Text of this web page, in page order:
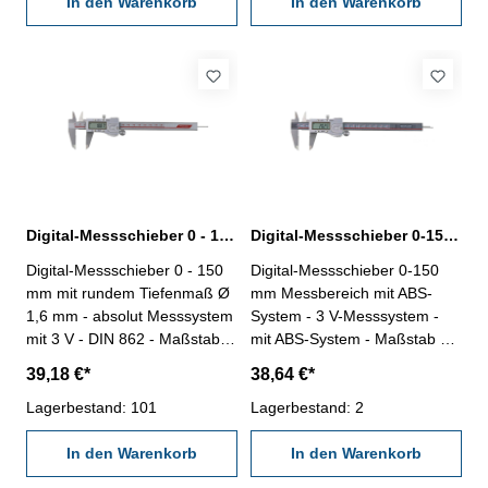
mm/INCH/Bruch umgestellt
mm - Datenausgang RS232C
im Behältnis / Kasten
Messbereich 0-150 mm
Digital-Messschieber 0 - 150 mm mit rundem Tiefenmaß ABS-System
Digital-Messschieber 0 - 150
mm mit rundem Tiefenmaß Ø
1,6 mm - absolut Messsystem
mit 3 V - DIN 862 - Maßstab
Abtastung - keine
Messgeschwindigkeitsbegrenz
ung - aus rostfreiem Stahl,
gehärtet - 4-Fach Messung -
Genauigkeit 0,03 mm - mit
39,18 €*
Lagerbestand: 101
In den Warenkorb
Digital-Messschieber 0-150 mm ABS-System DIN 862
Digital-Messschieber 0-150
mm Messbereich mit ABS-
System - 3 V-Messsystem -
mit ABS-System - Maßstab mit
Abtastung - keine
Messgeschwindigkeitsbegrenz
ung - aus rostfreiem Stahl,
gehärtet - 4-Fach Messung -
Genauigkeit 0,03 mm - mit
38,64 €*
Lagerbestand: 2
In den Warenkorb